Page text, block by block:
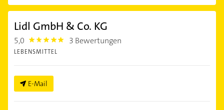
Lidl GmbH & Co. KG
5,0 5.0 3 Bewertungen
LEBENSMITTEL
E-Mail